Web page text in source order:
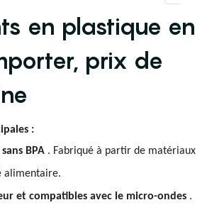
en plastique en
prix de
:
BPA . Fabriqué à partir de matériaux
alimentaire.
et compatibles avec le micro-ondes .